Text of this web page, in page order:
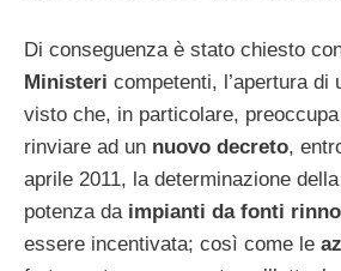
Di conseguenza è stato chiesto
Ministeri competenti, l’apertura di
visto che, in particolare,
rinviare ad un nuovo decreto,
aprile 2011, la determinazione
potenza da impianti da fonti
essere incentivata; così come le